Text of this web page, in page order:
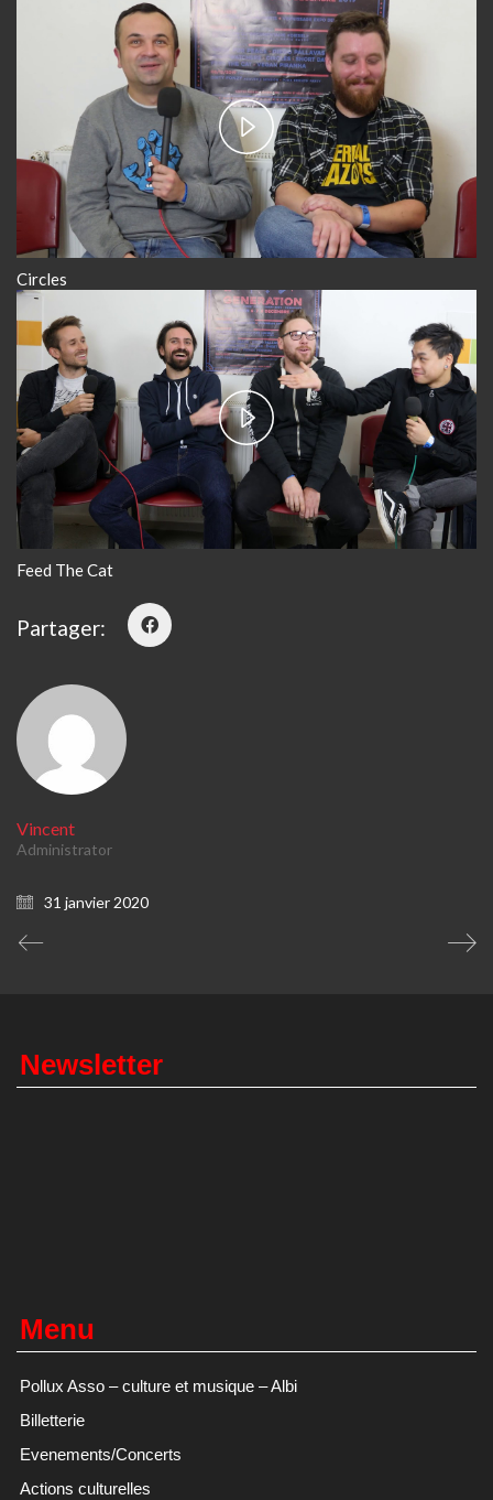
Play
Video
Circles
Play
Video
Feed The Cat
Partager:
Vincent
Administrator
31 janvier 2020
Newsletter
Menu
Pollux Asso – culture et musique – Albi
Billetterie
Evenements/Concerts
Actions culturelles